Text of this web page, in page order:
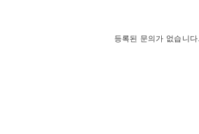
등록된 문의가 없습니다.